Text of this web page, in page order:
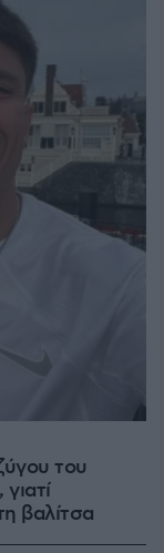
του
βαλίτσα